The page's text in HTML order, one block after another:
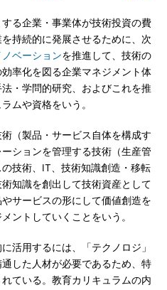
する企業・事業体が技術投資の費
持続的に発展させるために、次
ノベーションを推進して、技術の
率化を図る企業マネジメント体
・学問的研究、およびこれを推
ムや資格をいう。
（製品・サービス自体を構成す
ションを管理する技術（生産管
技術、IT、技術知識創造・移転
知識を創出して技術資産として
サービスの形にして価値創造を
ントしていくことをいう。
活用するには、「テクノロジ」
した人材が必要であるため、特
ている。教育カリキュラムの内